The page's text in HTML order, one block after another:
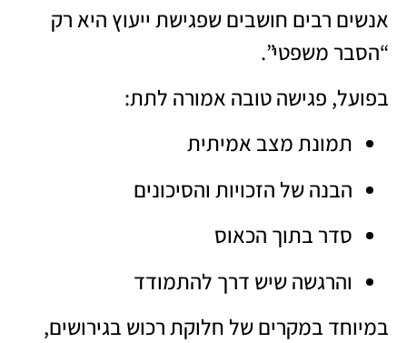
אנשים רבים חושבים שפגישת ייעוץ היא רק
“הסבר משפטי”.
בפועל, פגישה טובה אמורה לתת:
תמונת מצב אמיתית
הבנה של הזכויות והסיכונים
סדר בתוך הכאוס
והרגשה שיש דרך להתמודד
במיוחד במקרים של חלוקת רכוש בגירושים,